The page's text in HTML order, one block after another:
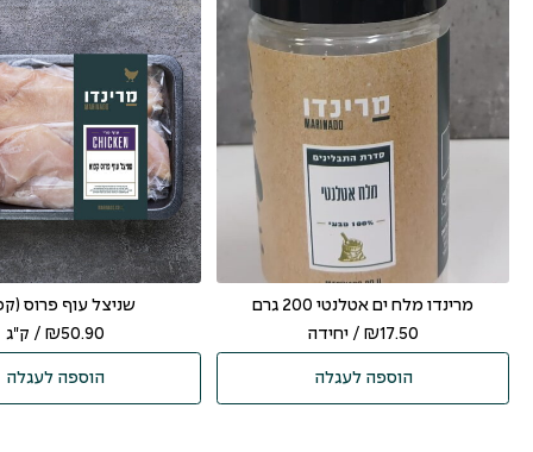
מרינדו מלח ים אטלנטי 200 גרם
₪17.50 / יחידה
הוספה לעגלה
שניצל עוף פרוס
₪50.90 / ק"ג
הוספה לעגלה